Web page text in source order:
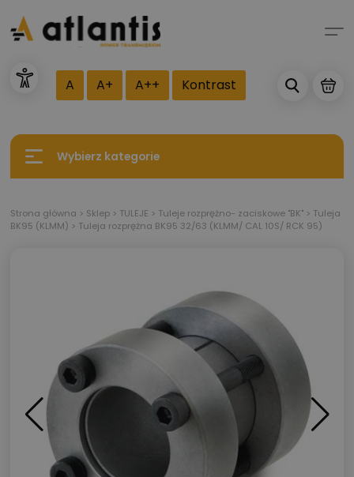
A A+ A++ Kontrast
Wybierz kategorie
Strona główna > Sklep > TULEJE > Tuleje rozprężno- zaciskowe "BK" > Tuleja
BK95 (KLMM) > Tuleja rozprężna BK95 32/63 (KLMM/ CAL 10S/ RCK 95)